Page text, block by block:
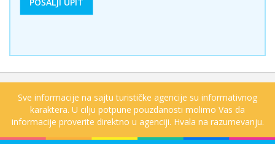
Sve informacije na sajtu turističke agencije su informativnog
karaktera. U cilju potpune pouzdanosti molimo Vas da
informacije proverite direktno u agenciji. Hvala na razumevanju.